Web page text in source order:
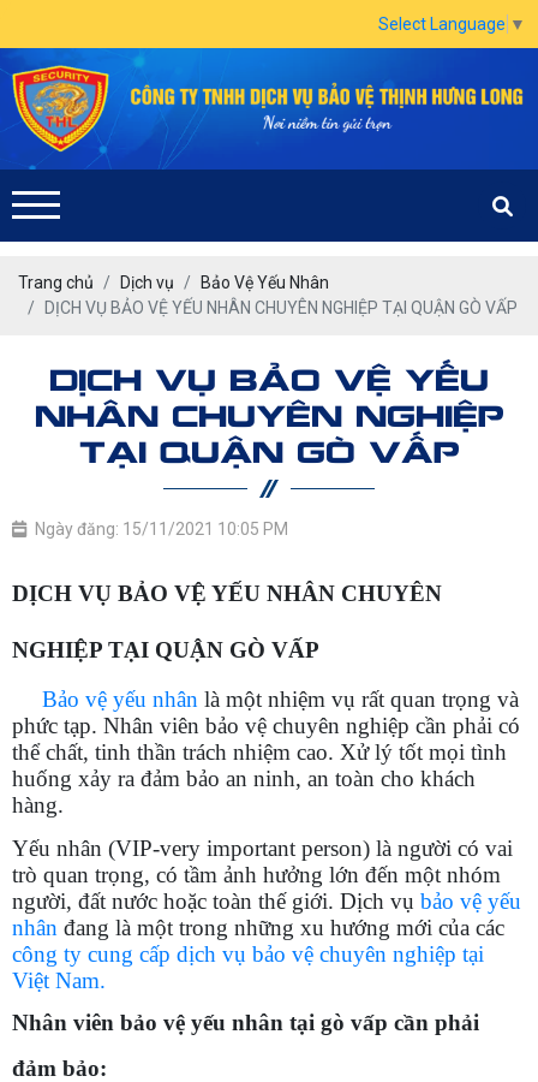
Select Language ▼
Trang chủ Dịch vụ
Bảo Vệ Yếu Nhân
DỊCH VỤ BẢO VỆ YẾU NHÂN CHUYÊN NGHIỆP TẠI QUẬN GÒ VẤP
DỊCH VỤ BẢO VỆ YẾU
NHÂN CHUYÊN NGHIỆP
TẠI QUẬN GÒ VẤP
Ngày đăng: 15/11/2021 10:05 PM
DỊCH VỤ BẢO VỆ YẾU NHÂN CHUYÊN
NGHIỆP TẠI QUẬN GÒ VẤP
Bảo vệ yếu nhân là một nhiệm vụ rất quan trọng và
phức tạp. Nhân viên bảo vệ chuyên nghiệp cần phải có
thể chất, tinh thần trách nhiệm cao. Xử lý tốt mọi tình
huống xảy ra đảm bảo an ninh, an toàn cho khách
hàng.
Yếu nhân (VIP-very important person) là người có vai
trò quan trọng, có tầm ảnh hưởng lớn đến một nhóm
người, đất nước hoặc toàn thế giới. Dịch vụ bảo vệ yếu
nhân đang là một trong những xu hướng mới của các
công ty cung cấp dịch vụ bảo vệ chuyên nghiệp tại
Việt Nam.
Nhân viên bảo vệ yếu nhân tại gò vấp cần phải
đảm bảo: